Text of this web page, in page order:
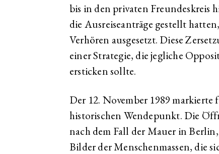
bis in den privaten Freundeskreis
die Ausreiseanträge gestellt
Verhören ausgesetzt. Diese
einer Strategie, die jegliche
ersticken sollte.
Der 12. November 1989
historischen Wendepunkt. Die
nach dem Fall der Mauer in
Bilder der Menschenmassen, die